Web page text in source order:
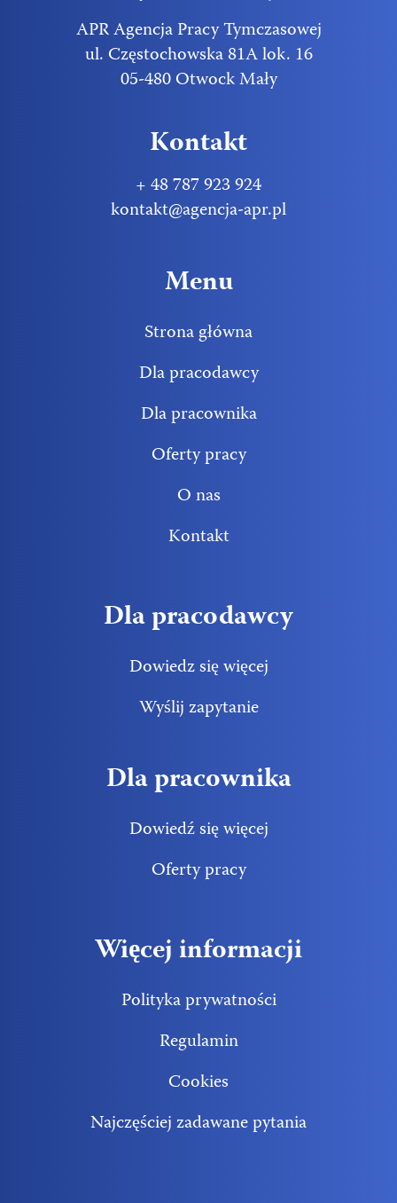
APR Agencja Pracy Tymczasowej
ul. Częstochowska 81A lok. 16
05-480 Otwock Mały
Kontakt
+ 48 787 923 924
kontakt@agencja-apr.pl
Menu
Strona główna
Dla pracodawcy
Dla pracownika
Oferty pracy
O nas
Kontakt
Dla pracodawcy
Dowiedz się więcej
Wyślij zapytanie
Dla pracownika
Dowiedź się więcej
Oferty pracy
Więcej informacji
Polityka prywatności
Regulamin
Cookies
Najczęściej zadawane pytania